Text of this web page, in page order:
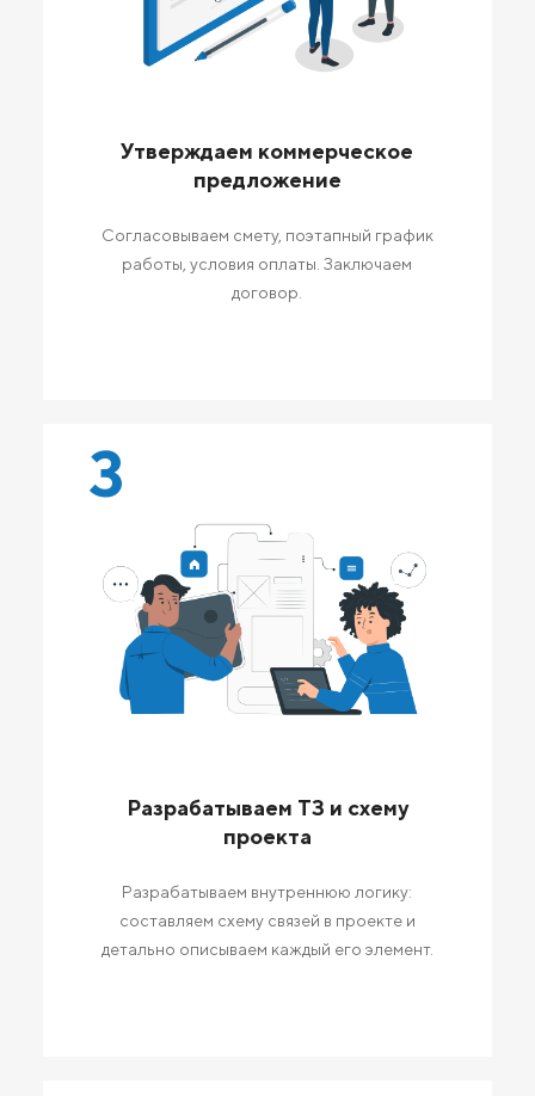
Утверждаем коммерческое
предложение
Согласовываем смету, поэтапный график
работы, условия оплаты. Заключаем
договор.
3
Разрабатываем ТЗ и схему
проекта
Разрабатываем внутреннюю логику:
составляем схему связей в проекте и
детально описываем каждый его элемент.